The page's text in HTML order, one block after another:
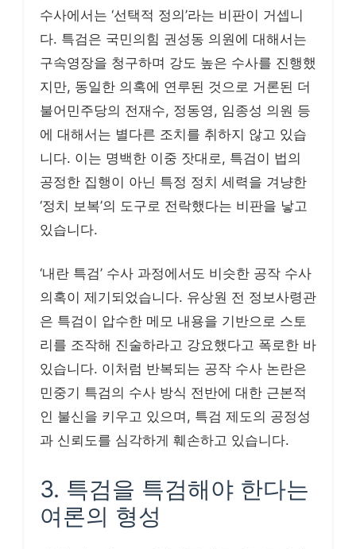
수사에서는 ‘선택적 정의’라는 비판이 거셉니
다. 특검은 국민의힘 권성동 의원에 대해서는
구속영장을 청구하며 강도 높은 수사를 진행했
지만, 동일한 의혹에 연루된 것으로 거론된 더
불어민주당의 전재수, 정동영, 임종성 의원 등
에 대해서는 별다른 조치를 취하지 않고 있습
니다. 이는 명백한 이중 잣대로, 특검이 법의
공정한 집행이 아닌 특정 정치 세력을 겨냥한
‘정치 보복’의 도구로 전락했다는 비판을 낳고
있습니다.
‘내란 특검’ 수사 과정에서도 비슷한 공작 수사
의혹이 제기되었습니다. 유상원 전 정보사령관
은 특검이 압수한 메모 내용을 기반으로 스토
리를 조작해 진술하라고 강요했다고 폭로한 바
있습니다. 이처럼 반복되는 공작 수사 논란은
민중기 특검의 수사 방식 전반에 대한 근본적
인 불신을 키우고 있으며, 특검 제도의 공정성
과 신뢰도를 심각하게 훼손하고 있습니다.
3. 특검을 특검해야 한다는
여론의 형성